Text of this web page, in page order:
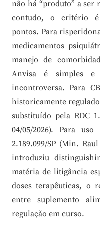
não há “produto” a ser
contudo, o critério é
pontos. Para
medicamentos
manejo de
Anvisa é simples
incontroversa. Para
historicamente regulado
substituído pela RDC
04/05/2026). Para
2.189.099/SP (Min.
introduziu
matéria de litigância
doses terapêuticas, o
entre suplemento
regulação em curso.